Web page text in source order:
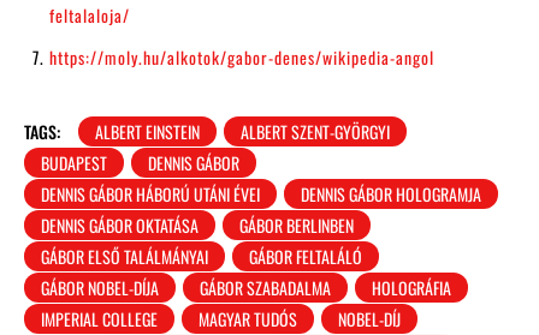
feltalaloja/
https://moly.hu/alkotok/gabor-denes/wikipedia-angol
TAGS: ALBERT EINSTEIN
ALBERT SZENT-GYÖRGYI
BUDAPEST
DENNIS GÁBOR
DENNIS GÁBOR HÁBORÚ UTÁNI ÉVEI
DENNIS GÁBOR HOLOGRAMJA
DENNIS GÁBOR OKTATÁSA
GÁBOR BERLINBEN
GÁBOR ELSŐ TALÁLMÁNYAI
GÁBOR FELTALÁLÓ
GÁBOR NOBEL-DÍJA
GÁBOR SZABADALMA
HOLOGRÁFIA
IMPERIAL COLLEGE
MAGYAR TUDÓS
NOBEL-DÍJ